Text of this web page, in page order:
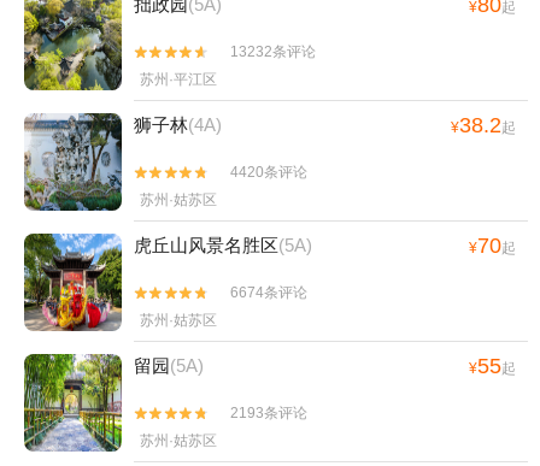
拙政园(5A) ¥80起


13232条评论
苏州·平江区
狮子林(4A) ¥38.2起


4420条评论
苏州·姑苏区
虎丘山风景名胜区(5A) ¥70起


6674条评论
苏州·姑苏区
留园(5A) ¥55起


2193条评论
苏州·姑苏区